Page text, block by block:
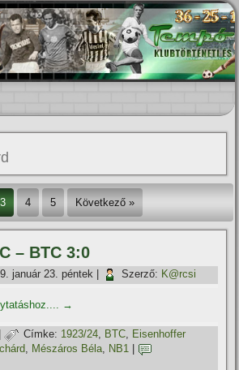
3 4 5 Következő »
– BTC 3:0
január 23. péntek Szerző: K@rcsi
→
| Címke: 1923/24, BTC, Eisenhoffer
, Mészáros Béla, NB1